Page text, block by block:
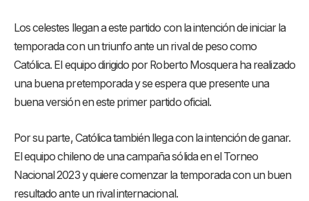
Los celestes llegan a este partido con la intención de iniciar la
temporada con un triunfo ante un rival de peso como
Católica. El equipo dirigido por Roberto Mosquera ha realizado
una buena pretemporada y se espera que presente una
buena versión en este primer partido oficial.
Por su parte, Católica también llega con la intención de ganar.
El equipo chileno de una campaña sólida en el Torneo
Nacional 2023 y quiere comenzar la temporada con un buen
resultado ante un rival internacional.